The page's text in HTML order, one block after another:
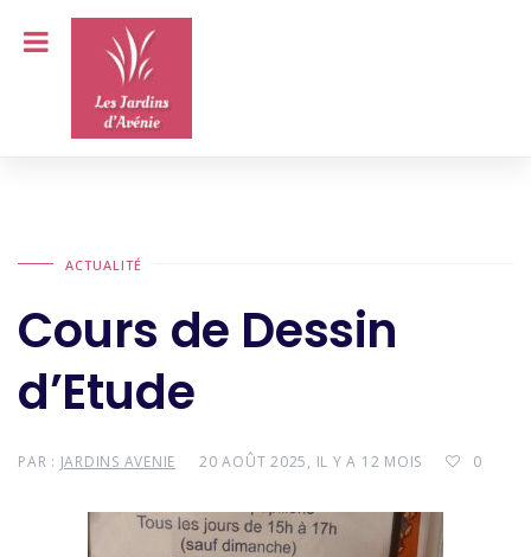
ACTUALITÉ
Cours de Dessin
d’Etude
PAR : JARDINS AVENIE 20 AOÛT 2025, IL Y A 12 MOIS 0